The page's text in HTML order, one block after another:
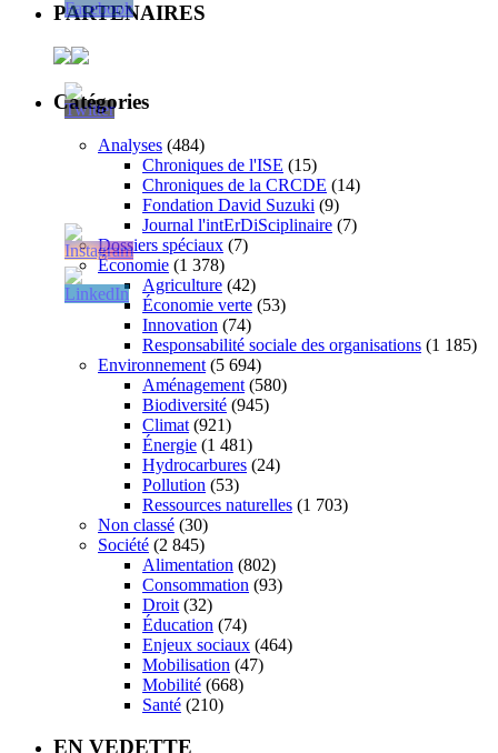
PARTENAIRES
Catégories
Analyses (484)
Chroniques de l'ISE (15)
Chroniques de la CRCDE (14)
Fondation David Suzuki (9)
Journal l'intErDiSciplinaire (7)
Dossiers spéciaux (7)
Économie (1 378)
Agriculture (42)
Économie verte (53)
Innovation (74)
Responsabilité sociale des organisations (1 185)
Environnement (5 694)
Aménagement (580)
Biodiversité (945)
Climat (921)
Énergie (1 481)
Hydrocarbures (24)
Pollution (53)
Ressources naturelles (1 703)
Non classé (30)
Société (2 845)
Alimentation (802)
Consommation (93)
Droit (32)
Éducation (74)
Enjeux sociaux (464)
Mobilisation (47)
Mobilité (668)
Santé (210)
EN VEDETTE